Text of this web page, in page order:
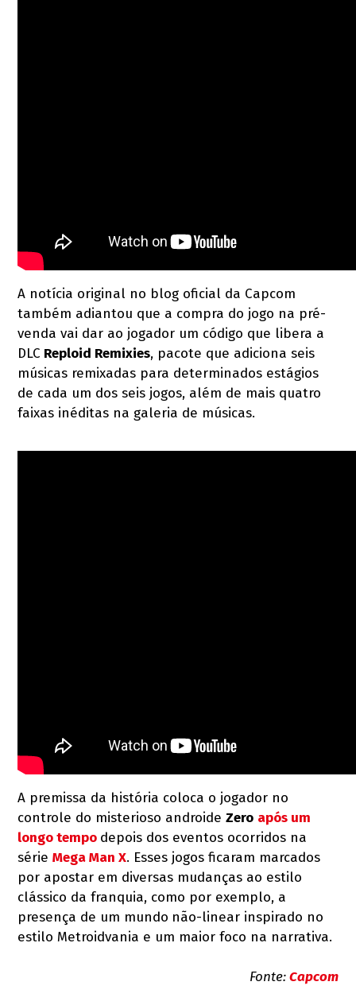
A notícia original no blog oficial da Capcom
também adiantou que a compra do jogo na pré-
venda vai dar ao jogador um código que libera a
DLC Reploid Remixies, pacote que adiciona seis
músicas remixadas para determinados estágios
de cada um dos seis jogos, além de mais quatro
faixas inéditas na galeria de músicas.
A premissa da história coloca o jogador no
controle do misterioso androideZero após um
longo tempo depois dos eventos ocorridos na
sérieMega Man X. Esses jogos ficaram marcados
por apostar em diversas mudanças ao estilo
clássico da franquia, como por exemplo, a
presença de um mundo não-linear inspirado no
estilo Metroidvania e um maior foco na narrativa.
Fonte:Capcom